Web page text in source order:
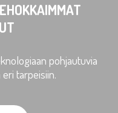
pohjautuvia
tarpeisiin.